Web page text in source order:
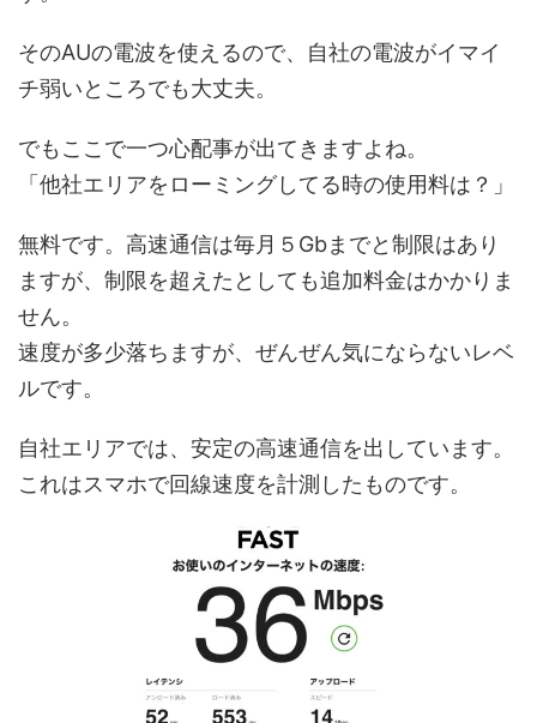
そのAUの電波を使えるので、自社の電波がイマイ
チ弱いところでも大丈夫。
でもここで一つ心配事が出てきますよね。
「他社エリアをローミングしてる時の使用料は？」
無料です。高速通信は毎月５Gbまでと制限はあり
ますが、制限を超えたとしても追加料金はかかりま
せん。
速度が多少落ちますが、ぜんぜん気にならないレベ
ルです。
自社エリアでは、安定の高速通信を出しています。
これはスマホで回線速度を計測したものです。